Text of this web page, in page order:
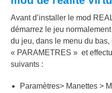
Avant d’installer le mod
démarrez le jeu normalement
du jeu, dans le menu du bas,
« PARAMETRES » et
suivants :
Paramètres> Manettes >